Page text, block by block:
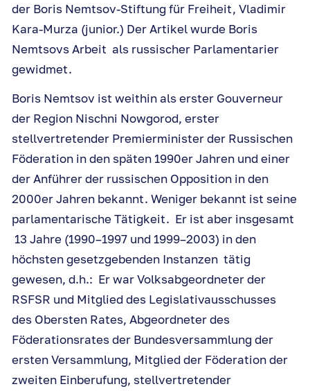
der Boris Nemtsov-Stiftung für Freiheit, Vladimir
Kara-Murza (junior.) Der Artikel wurde Boris
Nemtsovs Arbeit als russischer Parlamentarier
gewidmet.
Boris Nemtsov ist weithin als erster Gouverneur
der Region Nischni Nowgorod, erster
stellvertretender Premierminister der Russischen
Föderation in den späten 1990er Jahren und einer
der Anführer der russischen Opposition in den
2000er Jahren bekannt. Weniger bekannt ist seine
parlamentarische Tätigkeit. Er ist aber insgesamt
13 Jahre (1990–1997 und 1999–2003) in den
höchsten gesetzgebenden Instanzen tätig
gewesen, d.h.: Er war Volksabgeordneter der
RSFSR und Mitglied des Legislativausschusses
des Obersten Rates, Abgeordneter des
Föderationsrates der Bundesversammlung der
ersten Versammlung, Mitglied der Föderation der
zweiten Einberufung, stellvertretender